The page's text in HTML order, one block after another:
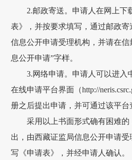
2.邮政寄送。 申请人在网上下
表》，并按要求填写，通过邮政
信息公开申请受理机构，并请在
息公开申请”字样。
3.网络申请。申请人可以进入
在线申请平台界面（http://
册之后提出申请，并可通过该平台
采用以上书面形式确有困难
出，由西藏证监局信息公开申请
写《申请表》，并经申请人确认。